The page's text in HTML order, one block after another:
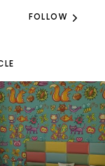
FOLLOW